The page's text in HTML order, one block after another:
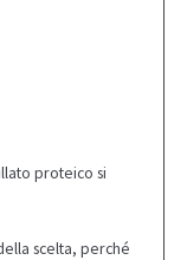
proteico si
scelta, perché